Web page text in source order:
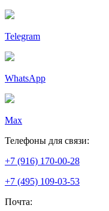
Telegram
WhatsApp
Max
Телефоны для связи:
+7 (916) 170-00-28
+7 (495) 109-03-53
Почта: